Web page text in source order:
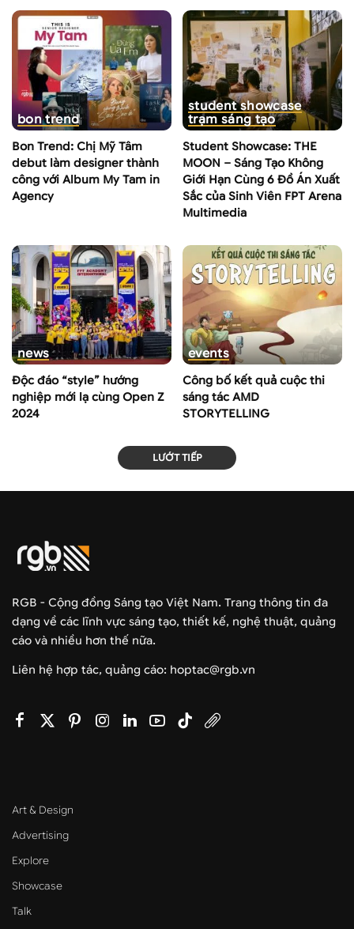
bon trend
Bon Trend: Chị Mỹ Tâm
debut làm designer thành
công với Album My Tam in
Agency
student showcase
trạm sáng tạo
Student Showcase: THE
MOON – Sáng Tạo Không
Giới Hạn Cùng 6 Đồ Án Xuất
Sắc của Sinh Viên FPT Arena
Multimedia
news
Độc đáo “style” hướng
nghiệp mới lạ cùng Open Z
2024
events
Công bố kết quả cuộc thi
sáng tác AMD
STORYTELLING
LƯỚT TIẾP
RGB - Cộng đồng Sáng tạo Việt Nam. Trang thông tin đa
dạng về các lĩnh vực sáng tạo, thiết kế, nghệ thuật, quảng
cáo và nhiều hơn thế nữa.
Liên hệ hợp tác, quảng cáo: hoptac@rgb.vn
Art & Design
Advertising
Explore
Showcase
Talk